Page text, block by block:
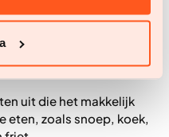
en vlees, plus vezelrijke
fruit en bessen.
uit die het makkelijk
eten, zoals snoep, koek,